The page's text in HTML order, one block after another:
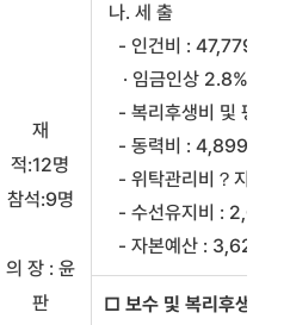
재
적:12명
참석:9명
의 장 : 윤
판
나. 세 출
- 인건비 : 47,779백
· 임금인상 2.8%, 통
- 복리후생비 및 평가
- 동력비 : 4,899백만
- 위탁관리비？지급수
- 수선유지비 : 2,037
- 자본예산 : 3,627백
□ 보수 및 복리후생규정